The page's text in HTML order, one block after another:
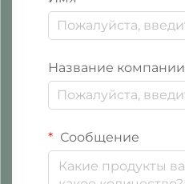
Название компании
Сообщение